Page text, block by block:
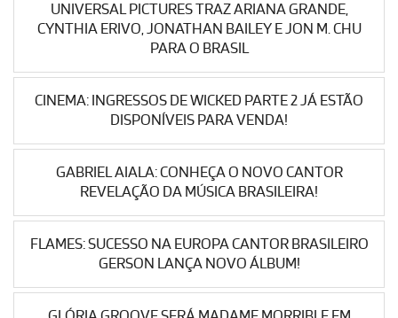
UNIVERSAL PICTURES TRAZ ARIANA GRANDE,
CYNTHIA ERIVO, JONATHAN BAILEY E JON M. CHU
PARA O BRASIL
CINEMA: INGRESSOS DE WICKED PARTE 2 JÁ ESTÃO
DISPONÍVEIS PARA VENDA!
GABRIEL AIALA: CONHEÇA O NOVO CANTOR
REVELAÇÃO DA MÚSICA BRASILEIRA!
FLAMES: SUCESSO NA EUROPA CANTOR BRASILEIRO
GERSON LANÇA NOVO ÁLBUM!